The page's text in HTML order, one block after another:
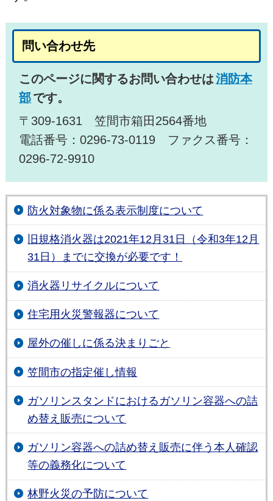
問い合わせ先
このページに関するお問い合わせは消防本
部です。
〒309-1631 笠間市箱田2564番地
電話番号：0296-73-0119 ファクス番号：
0296-72-9910
防火対象物に係る表示制度について
旧規格消火器は2021年12月31日（令和3年12月
31日）までに交換が必要です！
消火器リサイクルについて
住宅用火災警報器について
屋外の催しに係る決まりごと
笠間市の指定催し情報
ガソリンスタンドにおけるガソリン容器への詰
め替え販売について
ガソリン容器への詰め替え販売に伴う本人確認
等の義務化について
林野火災の予防について